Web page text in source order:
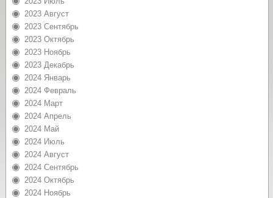
2023 Август
2023 Сентябрь
2023 Октябрь
2023 Ноябрь
2023 Декабрь
2024 Январь
2024 Февраль
2024 Март
2024 Апрель
2024 Май
2024 Июль
2024 Август
2024 Сентябрь
2024 Октябрь
2024 Ноябрь